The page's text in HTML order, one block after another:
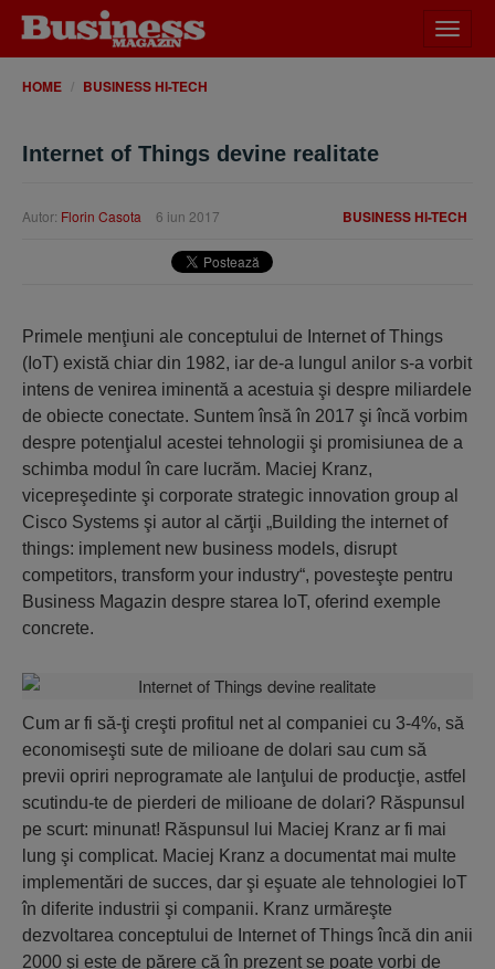
meniu
HOME BUSINESS HI-TECH
Internet of Things devine realitate
BUSINESS HI-TECH
Autor: Florin Casota 6 iun 2017
Primele menţiuni ale conceptului de Internet of Things
(IoT) există chiar din 1982, iar de-a lungul anilor s-a vorbit
intens de venirea iminentă a acestuia şi despre miliardele
de obiecte conectate. Suntem însă în 2017 şi încă vorbim
despre potenţialul acestei tehnologii şi promisiunea de a
schimba modul în care lucrăm. Maciej Kranz,
vicepreşedinte şi corporate strategic innovation group al
Cisco Systems şi autor al cărţii „Building the internet of
things: implement new business models, disrupt
competitors, transform your industry“, povesteşte pentru
Business Magazin despre starea IoT, oferind exemple
concrete.
Cum ar fi să-ţi creşti profitul net al companiei cu 3-4%, să
economiseşti sute de milioane de dolari sau cum să
previi opriri neprogramate ale lanţului de producţie, astfel
scutindu-te de pierderi de milioane de dolari? Răspunsul
pe scurt: minunat! Răspunsul lui Maciej Kranz ar fi mai
lung şi complicat. Maciej Kranz a documentat mai multe
implementări de succes, dar şi eşuate ale tehnologiei IoT
în diferite industrii şi companii. Kranz urmăreşte
dezvoltarea conceptului de Internet of Things încă din anii
2000 şi este de părere că în prezent se poate vorbi de